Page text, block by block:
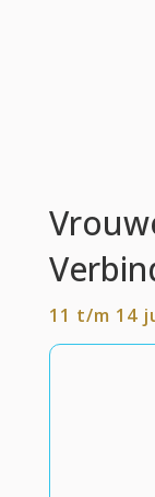
11 t/m 14